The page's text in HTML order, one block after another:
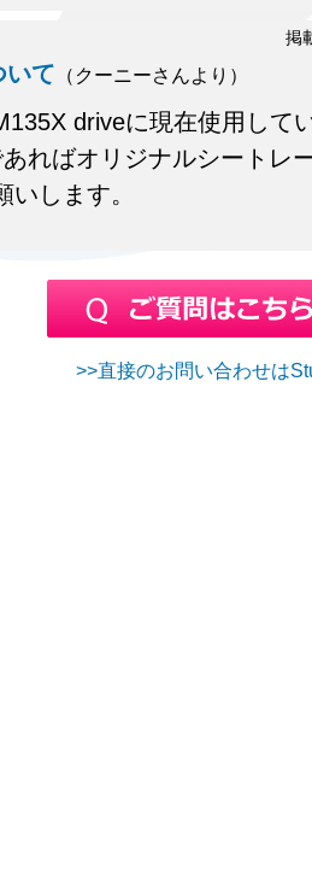
掲
いて （クーニーさんより）
driveに現在使用して
ればオリジナルシートレ
します。
>>直接のお問い合わせは